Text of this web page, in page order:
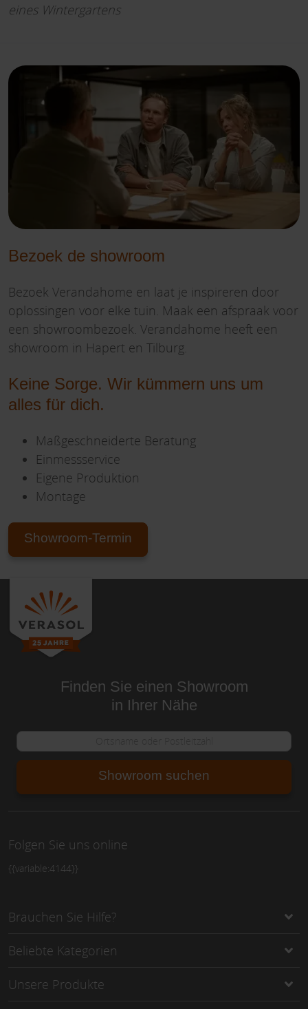
eines Wintergartens
Bezoek de showroom
Bezoek Verandahome en laat je inspireren door
oplossingen voor elke tuin. Maak een afspraak voor
een showroombezoek. Verandahome heeft een
showroom in Hapert en Tilburg.
Keine Sorge. Wir kümmern uns um
alles für dich.
Maßgeschneiderte Beratung
Einmessservice
Eigene Produktion
Montage
Showroom-Termin
Finden Sie einen Showroom
in Ihrer Nähe
Showroom suchen
Folgen Sie uns online
{{variable:4144}}
Brauchen Sie Hilfe?
Beliebte Kategorien
Unsere Produkte